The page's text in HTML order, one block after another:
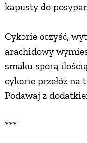
kapusty do
Cykorie oczyść,
arachidowy
smaku sporą
cykorie przełóż na
Podawaj z
***